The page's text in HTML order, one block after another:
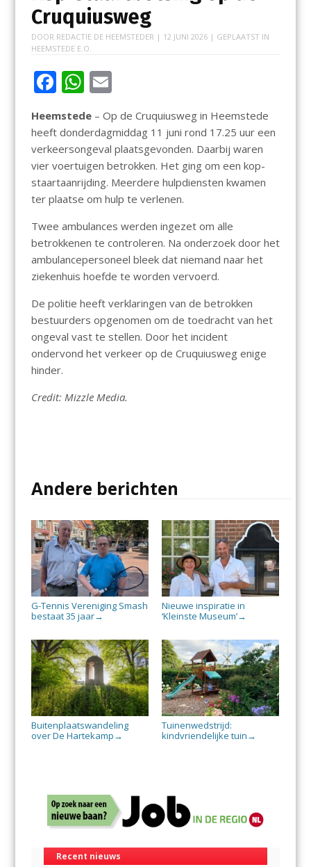
Cruquiusweg
DOOR REDACTIE DE HEEMSTEDER | 12 JUNI 2026| GEPLAATST IN
HEEMSTEDE E.O.
F
e
b
o
o
W
h
at
s
A
p
p
E
m
ai
l
Heemstede– Op de Cruquiusweg in Heemstede
heeft donderdagmiddag 11 juni rond 17.25 uur een
verkeersongeval plaatsgevonden. Daarbij waren
vier voertuigen betrokken. Het ging om een kop-
staartaanrijding. Meerdere hulpdiensten kwamen
ter plaatse om hulp te verlenen.
Twee ambulances werden ingezet om alle
betrokkenen te controleren. Na onderzoek door het
ambulancepersoneel bleek dat niemand naar het
ziekenhuis hoefde te worden vervoerd.
De politie heeft verklaringen van de betrokken
bestuurders opgenomen om de toedracht van het
ongeval vast te stellen. Door het incident
ondervond het verkeer op de Cruquiusweg enige
hinder.
Credit: Mizzle Media.
Andere berichten
G-Tennis Vereniging Smash
bestaat 35 jaar→
Nieuwe inspiratie in
‘Kleinste Museum’→
Buitenplaatswandeling
over De Hartekamp →
Tuinenwedstrijd:
kindvriendelijke tuin →
Recent nieuws